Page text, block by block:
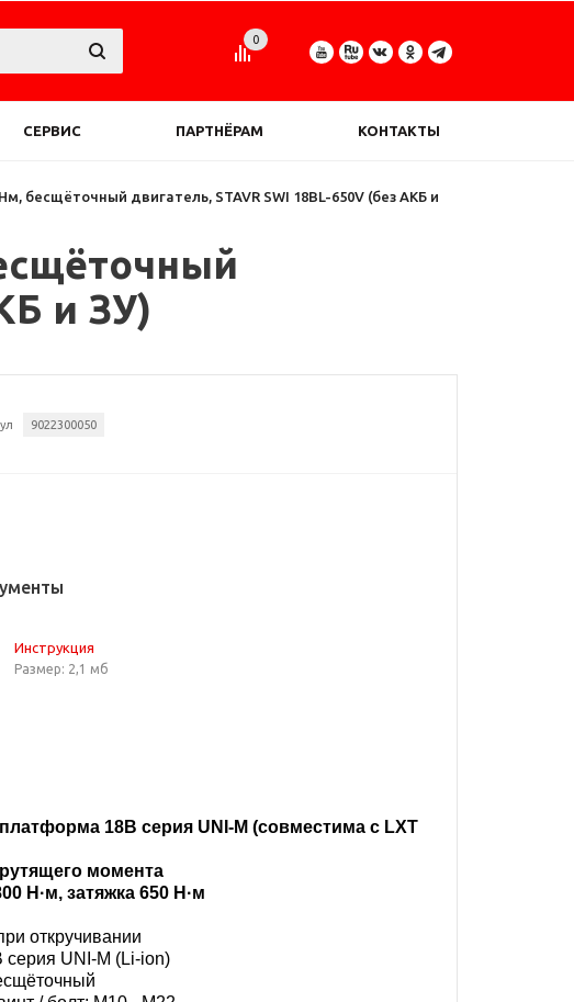
0
СЕРВИС ПАРТНЁРАМ КОНТАКТЫ
бесщёточный двигатель, STAVR SWI 18BL-650V (без АКБ и
и ЗУ)
9022300050
Инструкция
Размер: 2,1 мб
18В серия UNI-M (совместима с LXT
момента
Н·м, затяжка 650 Н·м
откручивании
UNI-M (Li-ion)